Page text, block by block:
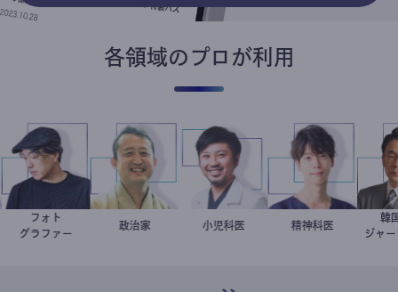
各領域のプロが利用
別所隆弘
フォト
グラファー
小坂英二
政治家 今西洋介
小児科医 藤野智哉
精神科医
ジ